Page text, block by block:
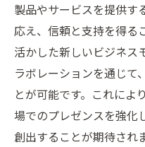
製品やサービスを提供す
応え、信頼と支持を得る
活かした新しいビジネス
ラボレーションを通じて
とが可能です。これによ
場でのプレゼンスを強化
創出することが期待され